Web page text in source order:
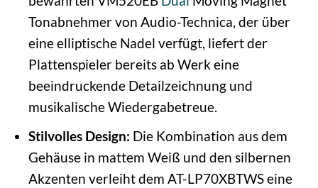
Tonabnehmer von Audio-Technica, der über
eine elliptische Nadel verfügt, liefert der
Plattenspieler bereits ab Werk eine
beeindruckende Detailzeichnung und
musikalische Wiedergabetreue.
Stilvolles Design: Die Kombination aus dem
Gehäuse in mattem Weiß und den silbernen
Akzenten verleiht dem AT-LP70XBTWS eine